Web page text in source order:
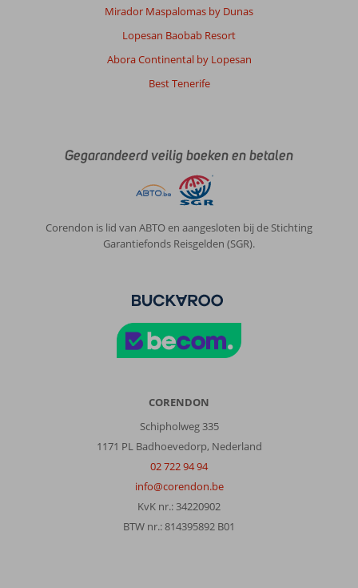
Mirador Maspalomas by Dunas
Lopesan Baobab Resort
Abora Continental by Lopesan
Best Tenerife
Gegarandeerd veilig boeken en betalen
Corendon is lid van ABTO en aangesloten bij de Stichting
Garantiefonds Reisgelden (SGR).
CORENDON
Schipholweg 335
1171 PL Badhoevedorp, Nederland
02 722 94 94
info@corendon.be
KvK nr.: 34220902
BTW nr.: 814395892 B01